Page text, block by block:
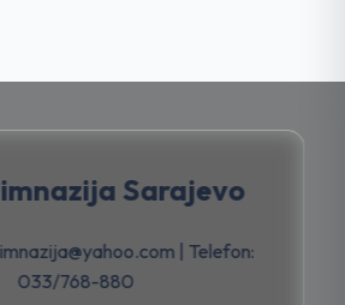
Sarajevo
| Telefon:
033/768-880